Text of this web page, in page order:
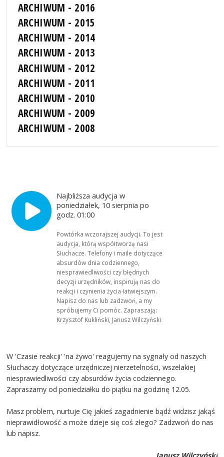
ARCHIWUM - 2016
ARCHIWUM - 2015
ARCHIWUM - 2014
ARCHIWUM - 2013
ARCHIWUM - 2012
ARCHIWUM - 2011
ARCHIWUM - 2010
ARCHIWUM - 2009
ARCHIWUM - 2008
Najbliższa audycja w
poniedziałek, 10 sierpnia po
godz. 01:00
Powtórka wczorajszej audycji. To jest
audycja, którą współtworzą nasi
Słuchacze. Telefony i maile dotyczące
absurdów dnia codziennego,
niesprawiedliwości czy błędnych
decyzji urzędników, inspirują nas do
reakcji i czynienia życia łatwiejszym.
Napisz do nas lub zadzwoń, a my
spróbujemy Ci pomóc. Zapraszają:
Krzysztof Kukliński, Janusz Wilczyński
W 'Czasie reakcji' 'na żywo' reagujemy na sygnały od naszych
Słuchaczy dotyczące urzędniczej nierzetelności, wszelakiej
niesprawiedliwości czy absurdów życia codziennego.
Zapraszamy od poniedziałku do piątku na godzinę 12.05.
Masz problem, nurtuje Cię jakieś zagadnienie bądź widzisz jakąś
nieprawidłowość a może dzieje się coś złego? Zadzwoń do nas
lub napisz.